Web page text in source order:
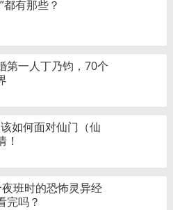
都有那些？
第一人丁乃钧，70个
如何面对仙门（仙
！
班时的恐怖灵异经
完吗？